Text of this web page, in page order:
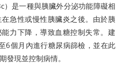
）是一種與胰臟外分泌功能障礙相
急性或慢性胰臟炎之後。由於胰
力下降，導致血糖控制失常。建
6個月內進行糖尿病篩檢，並在此
發現並控制病情。